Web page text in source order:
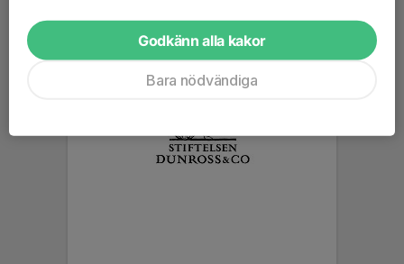
Godkänn alla kakor
Bara nödvändiga